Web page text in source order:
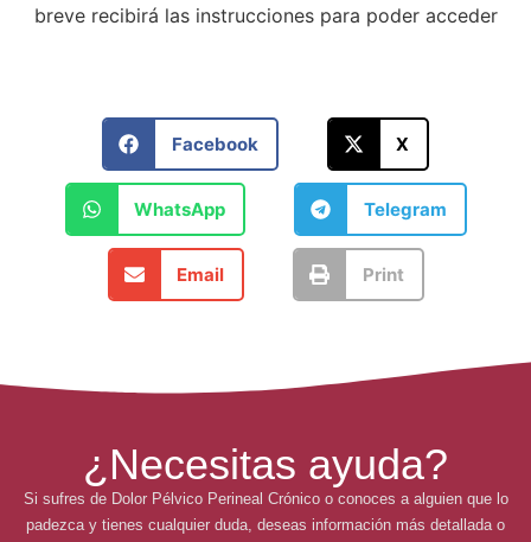
breve recibirá las instrucciones para poder acceder
Facebook X
WhatsApp Telegram
Email Print
¿Necesitas ayuda?
Si sufres de Dolor Pélvico Perineal Crónico o conoces a alguien que lo
padezca y tienes cualquier duda, deseas información más detallada o